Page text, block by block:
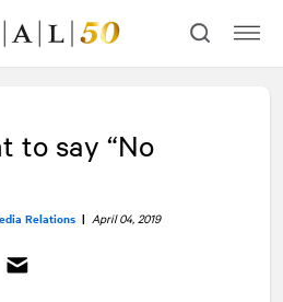
to say “No
Relations | April 04, 2019